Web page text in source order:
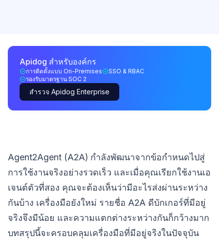
Apidog สำหรับองค์กร
การติดตั้งแบบ On-Premises
SSO & RBAC
รองรับมาตรฐาน SOC 2
สำรวจ Apidog Enterprise
Agent2Agent (A2A) กำลังพัฒนาจากข้อกำหนดไปสู่
การใช้งานจริงอย่างรวดเร็ว และเมื่อคุณเรียกใช้งานเอ
เจนต์ตัวที่สอง คุณจะต้องเห็นว่ามีอะไรส่งผ่านระหว่าง
กันบ้าง เครื่องมือยังใหม่ รายชื่อ A2A ดีบักเกอร์ที่มีอยู่
จริงจึงมีน้อย และความแตกต่างระหว่างกันก็กว้างมาก
บทสรุปนี้จะครอบคลุมเครื่องมือที่มีอยู่จริงในปัจจุบัน